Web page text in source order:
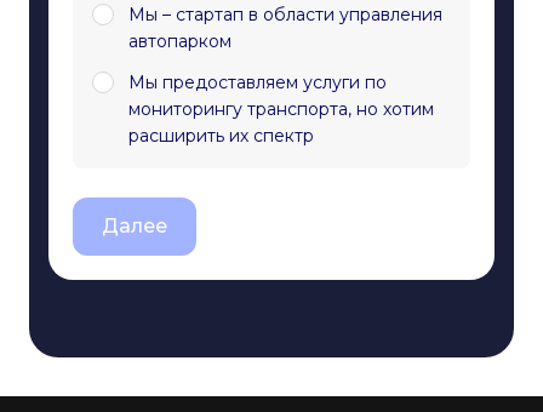
Мы – стартап в области управления
автопарком
Мы предоставляем услуги по
мониторингу транспорта, но хотим
расширить их спектр
Далее